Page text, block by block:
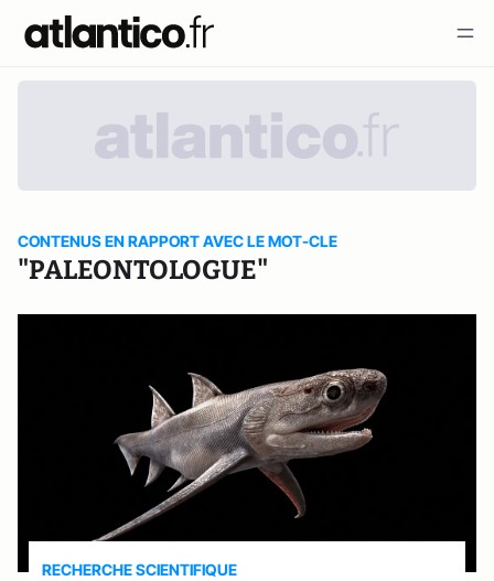
CONTENUS EN RAPPORT AVEC LE MOT-CLE
"PALEONTOLOGUE"
RECHERCHE SCIENTIFIQUE